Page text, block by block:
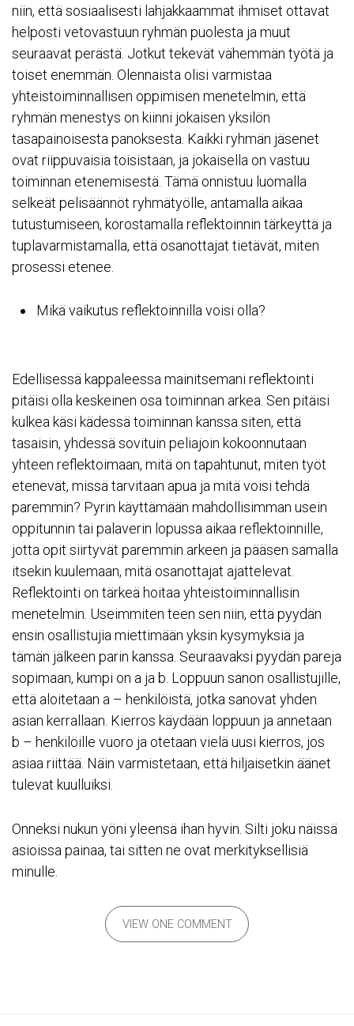
niin, että sosiaalisesti lahjakkaammat ihmiset ottavat
helposti vetovastuun ryhmän puolesta ja muut
seuraavat perästä. Jotkut tekevät vähemmän työtä ja
toiset enemmän. Olennaista olisi varmistaa
yhteistoiminnallisen oppimisen menetelmin, että
ryhmän menestys on kiinni jokaisen yksilön
tasapainoisesta panoksesta. Kaikki ryhmän jäsenet
ovat riippuvaisia toisistaan, ja jokaisella on vastuu
toiminnan etenemisestä. Tämä onnistuu luomalla
selkeät pelisäännöt ryhmätyölle, antamalla aikaa
tutustumiseen, korostamalla reflektoinnin tärkeyttä ja
tuplavarmistamalla, että osanottajat tietävät, miten
prosessi etenee.
Mikä vaikutus reflektoinnilla voisi olla?
Edellisessä kappaleessa mainitsemani reflektointi
pitäisi olla keskeinen osa toiminnan arkea. Sen pitäisi
kulkea käsi kädessä toiminnan kanssa siten, että
tasaisin, yhdessä sovituin peliajoin kokoonnutaan
yhteen reflektoimaan, mitä on tapahtunut, miten työt
etenevät, missä tarvitaan apua ja mitä voisi tehdä
paremmin? Pyrin käyttämään mahdollisimman usein
oppitunnin tai palaverin lopussa aikaa reflektoinnille,
jotta opit siirtyvät paremmin arkeen ja pääsen samalla
itsekin kuulemaan, mitä osanottajat ajattelevat.
Reflektointi on tärkeä hoitaa yhteistoiminnallisin
menetelmin. Useimmiten teen sen niin, että pyydän
ensin osallistujia miettimään yksin kysymyksiä ja
tämän jälkeen parin kanssa. Seuraavaksi pyydän pareja
sopimaan, kumpi on a ja b. Loppuun sanon osallistujille,
että aloitetaan a – henkilöistä, jotka sanovat yhden
asian kerrallaan. Kierros käydään loppuun ja annetaan
b – henkilöille vuoro ja otetaan vielä uusi kierros, jos
asiaa riittää. Näin varmistetaan, että hiljaisetkin äänet
tulevat kuulluiksi.
Onneksi nukun yöni yleensä ihan hyvin. Silti joku näissä
asioissa painaa, tai sitten ne ovat merkityksellisiä
minulle.
VIEW ONE COMMENT